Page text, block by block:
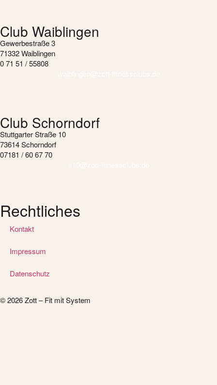
Club Waiblingen
Gewerbestraße 3
71332 Waiblingen
0 71 51 / 55808
Club Schorndorf
Stuttgarter Straße 10
73614 Schorndorf
07181 / 60 67 70
Rechtliches
Kontakt
Impressum
Datenschutz
© 2026 Zott – Fit mit System